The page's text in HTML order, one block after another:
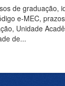
de graduação,
e-MEC,
Unidade
de...